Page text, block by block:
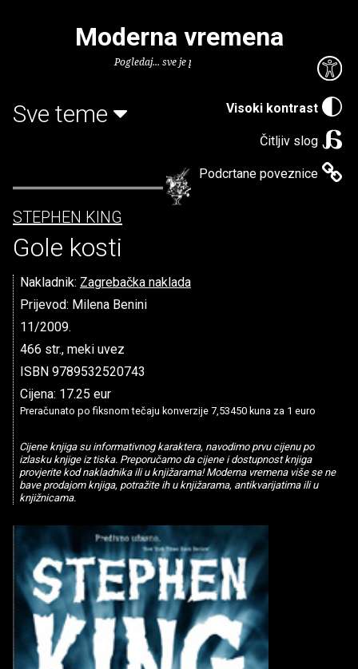
Visoki kontrast
Čitljiv slog
Podcrtane poveznice
Moderna vremena
Pogledaj... sve je puno knjiga.
Sve teme
STEPHEN KING
Gole kosti
Nakladnik: Zagrebačka naklada
Prijevod: Milena Benini
11/2009.
466 str., meki uvez
ISBN 9789532520743
Cijena: 17.25 eur
Preračunato po fiksnom tečaju konverzije 7,53450 kuna za 1 euro
Cijene knjiga su informativnog karaktera, navodimo prvu cijenu po
izlasku knjige iz tiska. Preporučamo da cijene i dostupnost knjiga
provjerite kod nakladnika ili u knjižarama! Moderna vremena više se ne
bave prodajom knjiga, potražite ih u knjižarama, antikvarijatima ili u
knjižnicama.